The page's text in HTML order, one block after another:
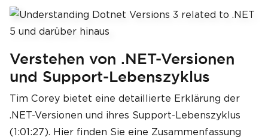
Verstehen von .NET-Versionen
und Support-Lebenszyklus
Tim Corey bietet eine detaillierte Erklärung der
.NET-Versionen und ihres Support-Lebenszyklus
(1:01:27). Hier finden Sie eine Zusammenfassung